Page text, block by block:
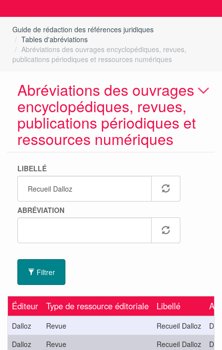
Guide de rédaction des références juridiques
Tables d'abréviations
Abréviations des ouvrages encyclopédiques, revues,
publications périodiques et ressources numériques
Abréviations des ouvrages
encyclopédiques, revues,
publications périodiques et
ressources numériques
LIBELLÉ
ABRÉVIATION
Filtrer
Éditeur Type de ressource éditoriale Libellé
Dalloz Revue Recueil Dalloz
D.
Dalloz
Revue Recueil Dalloz
D.